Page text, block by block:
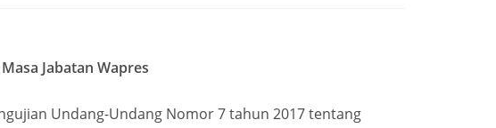
Jabatan Wapres
Undang-Undang Nomor 7 tahun 2017 tentang